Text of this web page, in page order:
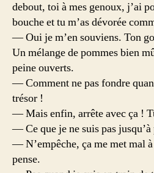
debout, toi à mes genoux, j’ai
bouche et tu m’as dévorée
— Oui je m’en souviens. Ton
Un mélange de pommes bien
peine ouverts.
— Comment ne pas fondre
trésor !
— Mais enfin, arrête avec ça !
— Ce que je ne suis pas
— N’empêche, ça me met mal
pense.